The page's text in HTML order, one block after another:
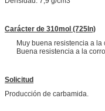
Carácter de 310mol (725ln)
Muy buena resistencia a
Buena resistencia a la
Solicitud
Producción de carbamida.